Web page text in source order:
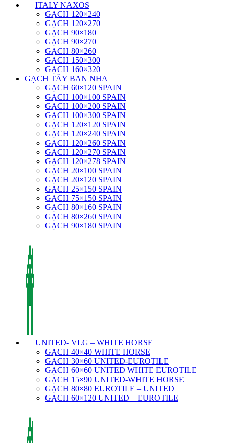
ITALY NAXOS
GẠCH 120×240
GẠCH 120×270
GẠCH 90×180
GẠCH 90×270
GẠCH 80×260
GẠCH 150×300
GẠCH 160×320
GẠCH TÂY BAN NHA
GẠCH 60×120 SPAIN
GẠCH 100×100 SPAIN
GẠCH 100×200 SPAIN
GẠCH 100×300 SPAIN
GẠCH 120×120 SPAIN
GẠCH 120×240 SPAIN
GẠCH 120×260 SPAIN
GẠCH 120×270 SPAIN
GẠCH 120×278 SPAIN
GẠCH 20×100 SPAIN
GẠCH 20×120 SPAIN
GẠCH 25×150 SPAIN
GẠCH 75×150 SPAIN
GẠCH 80×160 SPAIN
GẠCH 80×260 SPAIN
GẠCH 90×180 SPAIN
UNITED- VLG – WHITE HORSE
GẠCH 40×40 WHITE HORSE
GẠCH 30×60 UNITED-EUROTILE
GẠCH 60×60 UNITED WHITE EUROTILE
GẠCH 15×90 UNITED-WHITE HORSE
GẠCH 80×80 EUROTILE – UNITED
GẠCH 60×120 UNITED – EUROTILE